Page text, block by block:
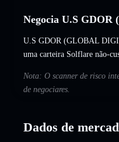
Negocia U.S
U.S GDOR (GLOBAL
uma carteira Solflare não-
Nota: O scanner de risco
de negociares.
Dados de